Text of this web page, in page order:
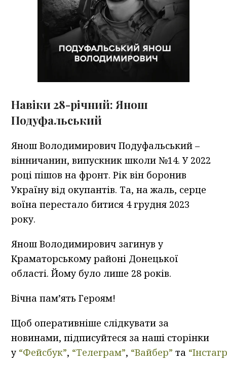
Навіки 28-річний: Янош
Подуфальський
Янош Володимирович Подуфальський –
вінничанин, випускник школи №14. У 2022
році пішов на фронт. Рік він боронив
Україну від окупантів. Та, на жаль, серце
воїна перестало битися 4 грудня 2023
року.
Янош Володимирович загинув у
Краматорському районі Донецької
області. Йому було лише 28 років.
Вічна пам’ять Героям!
Щоб оперативніше слідкувати за
новинами, підписуйтеся за наші сторінки
у “Фейсбук”, “Телеграм”, “Вайбер” та